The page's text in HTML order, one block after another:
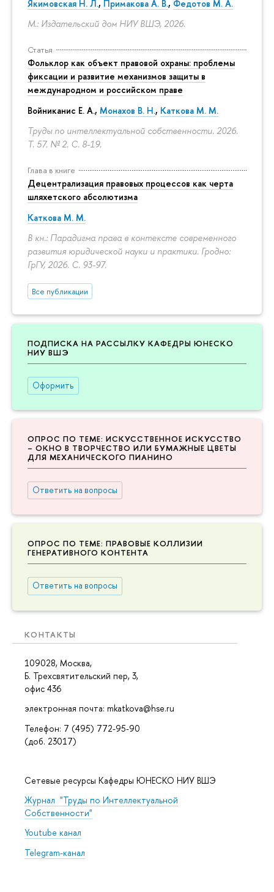
Якимовская Н. Л., Примакова А. В., Федотов М. А.
М.: Издательский дом НИУ ВШЭ, 2026.
Статья
Фольклор как объект правовой охраны: проблемы
фиксации и развитие механизмов защиты в
международном и российском праве
Войниканис Е. А., Монахов В. Н., Каткова М. М.
Труды по интеллектуальной собственности. 2026.
Т. 57. № 2. С. 8-19.
Глава в книге
Децентрализация правовых процессов как черта
шляхетского абсолютизма
Каткова М. М.
В кн.: Парадигма права в контексте современного
развития юридической науки и практики. Гродно:
ГрГУ, 2026. С. 93-97.
Все публикации
ПОДПИСКА НА РАССЫЛКУ КАФЕДРЫ ЮНЕСКО
НИУ ВШЭ
Оформить
ОПРОС ПО ТЕМЕ: ИСКУССТВЕННОЕ ИСКУССТВО
– ОКНО В ТВОРЧЕСТВО ИЛИ БУМАЖНЫЕ ЦВЕТЫ
ДЛЯ МЕХАНИЧЕСКОГО ПИАНИНО
Ответить на вопросы
ОПРОС ПО ТЕМЕ: ПРАВОВЫЕ КОЛЛИЗИИ
ГЕНЕРАТИВНОГО КОНТЕНТА
Ответить на вопросы
КОНТАКТЫ
109028, Москва,
Б. Трехсвятительский пер, 3,
офис 436
электронная почта: mkatkova@hse.ru
Телефон: 7 (495) 772-95-90
(доб. 23017)
Сетевые ресурсы Кафедры ЮНЕСКО НИУ ВШЭ
Журнал "Труды по Интеллектуальной
Собственности"
Youtube канал
Telegram-канал